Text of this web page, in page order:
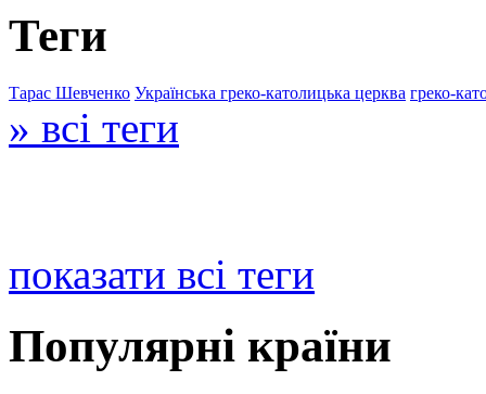
Теги
Тарас Шевченко Українська греко-католицька церква греко-
» всі теги
показати всі теги
Популярні країни